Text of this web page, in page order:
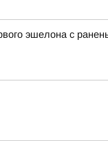
эшелона с